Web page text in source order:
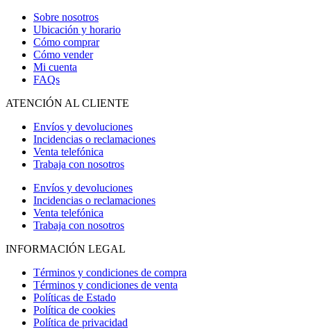
Sobre nosotros
Ubicación y horario
Cómo comprar
Cómo vender
Mi cuenta
FAQs
ATENCIÓN AL CLIENTE
Envíos y devoluciones
Incidencias o reclamaciones
Venta telefónica
Trabaja con nosotros
Envíos y devoluciones
Incidencias o reclamaciones
Venta telefónica
Trabaja con nosotros
INFORMACIÓN LEGAL
Términos y condiciones de compra
Términos y condiciones de venta
Políticas de Estado
Política de cookies
Política de privacidad